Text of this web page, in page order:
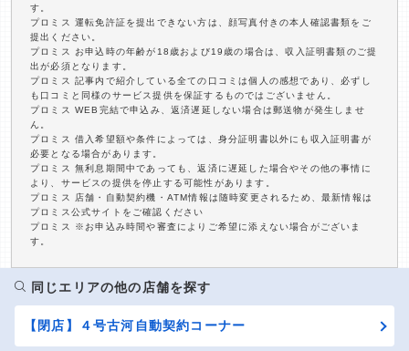
す。
プロミス 運転免許証を提出できない方は、顔写真付きの本人確認書類をご
提出ください。
プロミス お申込時の年齢が18歳および19歳の場合は、収入証明書類のご提
出が必須となります。
プロミス 記事内で紹介している全ての口コミは個人の感想であり、必ずし
も口コミと同様のサービス提供を保証するものではございません。
プロミス WEB完結で申込み、返済遅延しない場合は郵送物が発生しませ
ん。
プロミス 借入希望額や条件によっては、身分証明書以外にも収入証明書が
必要となる場合があります。
プロミス 無利息期間中であっても、返済に遅延した場合やその他の事情に
より、サービスの提供を停止する可能性があります。
プロミス 店舗・自動契約機・ATM情報は随時変更されるため、最新情報は
プロミス公式サイトをご確認ください
プロミス ※お申込み時間や審査によりご希望に添えない場合がございま
す。
同じエリアの他の店舗を探す
【閉店】４号古河自動契約コーナー